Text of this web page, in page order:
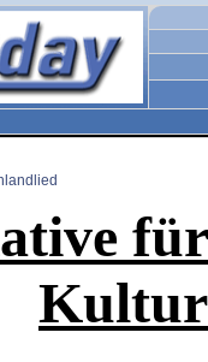
für